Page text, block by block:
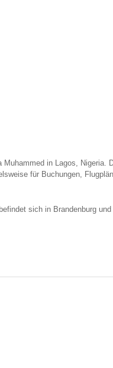
in Lagos, Nigeria.
für Buchungen,
sich in Brandenburg